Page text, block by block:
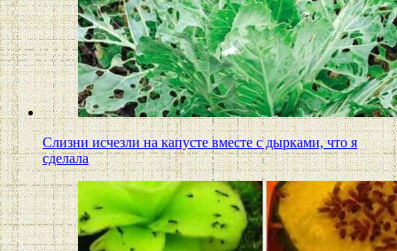
Слизни исчезли на капусте вместе с дырками, что я
сделала